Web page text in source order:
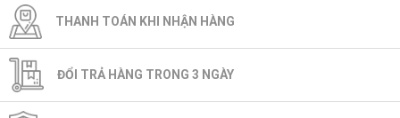
THANH TOÁN KHI NHẬN HÀNG
ĐỔI TRẢ HÀNG TRONG 3 NGÀY